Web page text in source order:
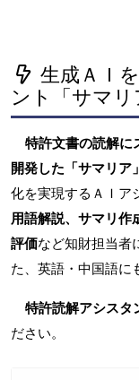
生成ＡＩ
ント「サマリ
特許文書の読解に
開発した「サマリア」
化を実現するＡＩア
用語解説、サマリ作
評価など知財担当者
た、英語・中国語に
特許読解アシスタ
ださい。